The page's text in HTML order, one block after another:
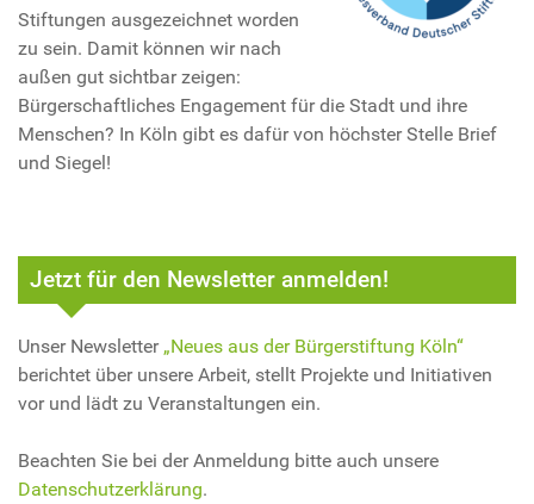
Stiftungen ausgezeichnet worden
zu sein. Damit können wir nach
außen gut sichtbar zeigen:
Bürgerschaftliches Engagement für die Stadt und ihre
Menschen? In Köln gibt es dafür von höchster Stelle Brief
und Siegel!
Jetzt für den Newsletter anmelden!
Unser Newsletter „Neues aus der Bürgerstiftung Köln“
berichtet über unsere Arbeit, stellt Projekte und Initiativen
vor und lädt zu Veranstaltungen ein.
Beachten Sie bei der Anmeldung bitte auch unsere
Datenschutzerklärung.